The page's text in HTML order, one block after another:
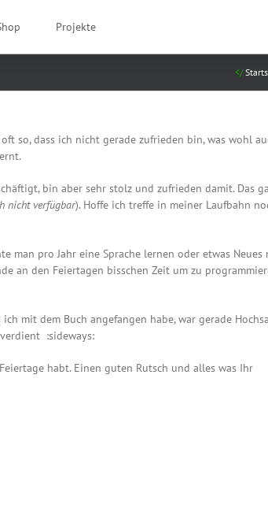
Projekte
so, dass ich nicht gerade zufrieden bin, was wohl
bin aber sehr stolz und zufrieden damit. Das
nicht verfügbar). Hoffe ich treffe in meiner Laufbahn
pro Jahr eine Sprache lernen oder etwas Neues
an den Feiertagen bisschen Zeit um zu
mit dem Buch angefangen habe, war gerade
:sideways:
habt. Einen guten Rutsch und alles was Ihr